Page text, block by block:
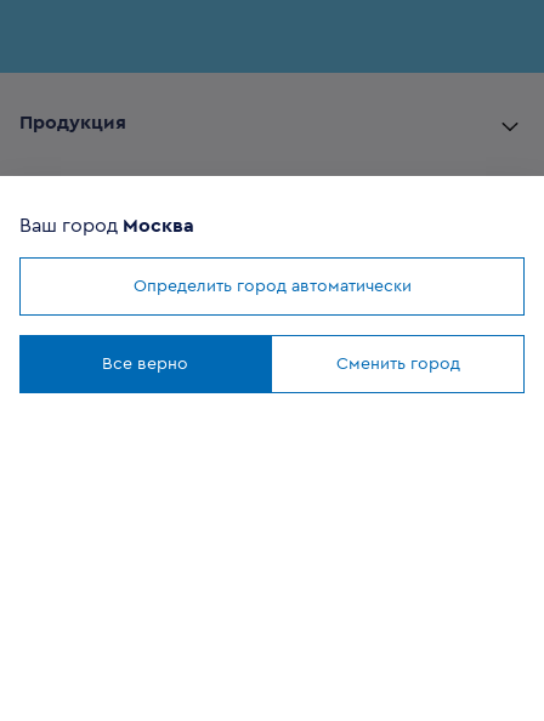
Мы используем cookies
Продукция
Где купить
Ваш город Москва
Определить город автоматически
Все верно Сменить город